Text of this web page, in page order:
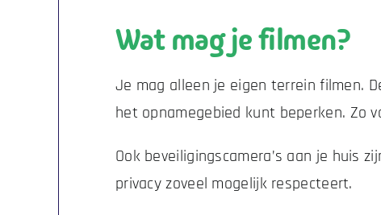
Wat mag je filmen?
Je mag alleen je eigen terrein filmen.
het opnamegebied kunt beperken. Zo
Ook beveiligingscamera’s aan je huis
privacy zoveel mogelijk respecteert.